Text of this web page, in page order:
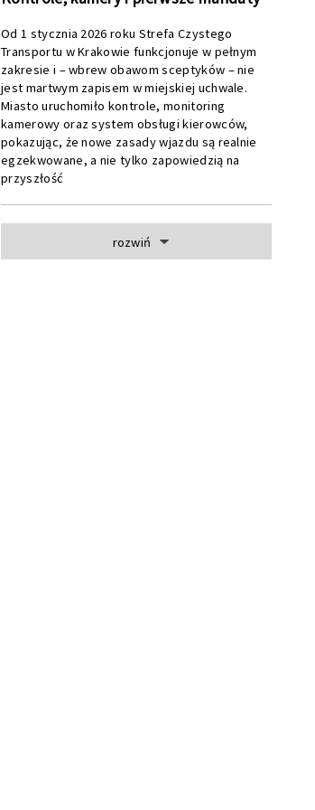
Od 1 stycznia 2026 roku Strefa Czystego
Transportu w Krakowie funkcjonuje w pełnym
zakresie i – wbrew obawom sceptyków – nie
jest martwym zapisem w miejskiej uchwale.
Miasto uruchomiło kontrole, monitoring
kamerowy oraz system obsługi kierowców,
pokazując, że nowe zasady wjazdu są realnie
egzekwowane, a nie tylko zapowiedzią na
przyszłość
rozwiń